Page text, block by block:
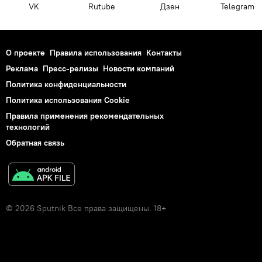
VK Rutube Дзен Telegram
О проекте Правила использования Контакты
Реклама Пресс-релизы Новости компаний
Политика конфиденциальности
Политика использования Cookie
Правила применения рекомендательных
технологий
Обратная связь
© 2026 Sputnik Все права защищены. 18+